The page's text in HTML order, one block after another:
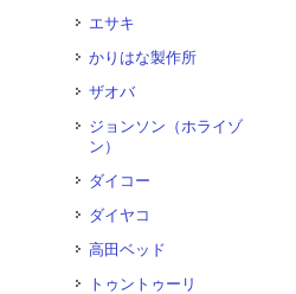
エサキ
かりはな製作所
ザオバ
ジョンソン（ホライゾ
ン）
ダイコー
ダイヤコ
高田ベッド
トゥントゥーリ